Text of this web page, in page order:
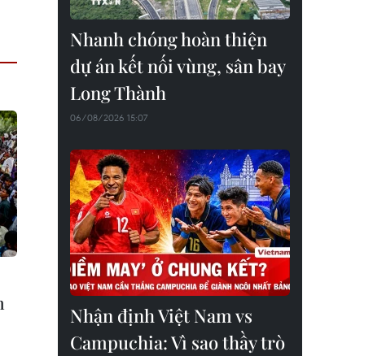
Nhanh chóng hoàn thiện
dự án kết nối vùng, sân bay
Long Thành
06/08/2026 15:07
Nhận định Việt Nam vs
Campuchia: Vì sao thầy trò